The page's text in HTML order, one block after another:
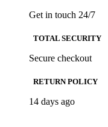
Get in touch 24/7
TOTAL SECURITY
Secure checkout
RETURN POLICY
14 days ago